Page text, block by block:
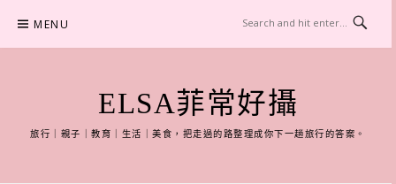
content
MENU
ELSA菲常好攝
旅行｜親子｜教育｜生活｜美食，把走過的路整理成你下一趟旅行的答案。